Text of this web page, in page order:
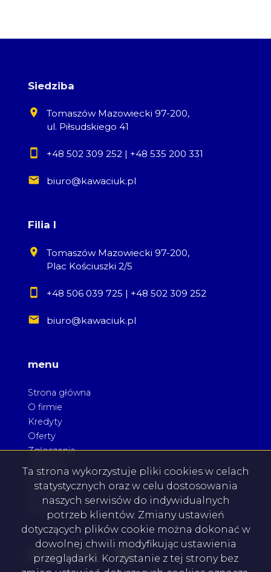
Siedziba
Tomaszów Mazowiecki 97-200,
ul. Piłsudskiego 41
+48 502 309 252| +48 535 200 331
biuro@kawaciuk.pl
Filia I
Tomaszów Mazowiecki 97-200,
Plac Kościuszki 2/5
+48 506 039 725 | +48 502 309 252
biuro@kawaciuk.pl
menu
Strona główna
O firmie
Kredyty
Oferty
Zgłoszenia
Kontakt
social media Facebook
Facebook
Ta strona wykorzystuje pliki cookies w celach
statystycznych oraz w celu dostosowania
naszych serwisów do indywidualnych
potrzeb klientów. Zmiany ustawień
dotyczących plików cookie można dokonać w
dowolnej chwili modyfikując ustawienia
przeglądarki. Korzystanie z tej strony bez